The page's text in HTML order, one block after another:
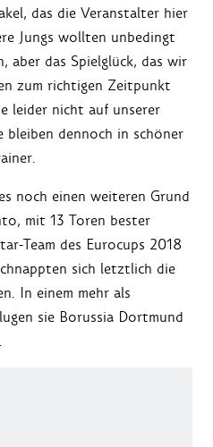
das die Veranstalter hier
Jungs wollten unbedingt
aber das Spielglück, das wir
zum richtigen Zeitpunkt
leider nicht auf unserer
bleiben dennoch in schöner
noch einen weiteren Grund
mit 13 Toren bester
Team des Eurocups 2018
sich letztlich die
In einem mehr als
sie Borussia Dortmund